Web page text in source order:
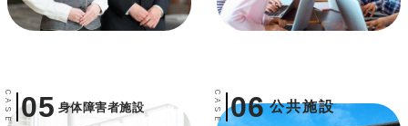
CASE 05 身体障害者施設 CASE 06 公共施設